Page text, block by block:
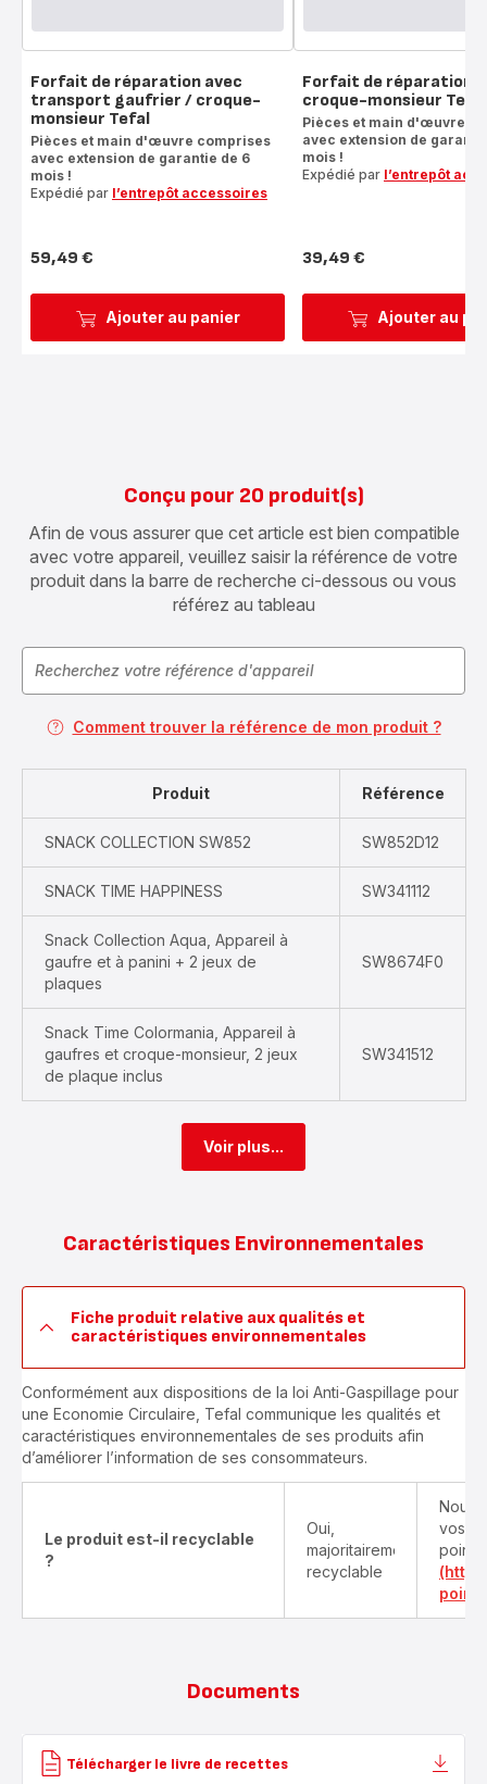
Ajouter au panier
Forfait de réparation avec
transport gaufrier / croque-
monsieur Tefal
Pièces et main d'œuvre comprises
avec extension de garantie de 6
mois !
Expédié par l’entrepôt accessoires
Prix
59,49 €
Ajouter au
Forfait de réparation
croque-monsieur Tefal
Pièces et main d'œuvre
avec extension de
mois !
Expédié par l’entrepôt
Prix
39,49 €
Conçu pour 20 produit(s)
Afin de vous assurer que cet article est bien compatible
avec votre appareil, veuillez saisir la référence de votre
produit dans la barre de recherche ci-dessous ou vous
référez au tableau
Comment trouver la référence de mon produit ?
Produit Référence
SNACK COLLECTION SW852 SW852D12
SNACK TIME HAPPINESS SW341112
Snack Collection Aqua, Appareil à
gaufre et à panini + 2 jeux de
plaques
SW8674F0
Snack Time Colormania, Appareil à
gaufres et croque-monsieur, 2 jeux
de plaque inclus
SW341512
Voir plus...
Caractéristiques Environnementales
Fiche produit relative aux qualités et
caractéristiques environnementales
Conformément aux dispositions de la loi Anti-Gaspillage pour
une Economie Circulaire, Tefal communique les qualités et
caractéristiques environnementales de ses produits afin
d’améliorer l’information de ses consommateurs.
Le produit est-il recyclable
?
Oui,
majoritairement
recyclable
Nous
vos
Documents
Télécharger le livre de recettes